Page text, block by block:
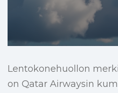
Lentokonehuollon
on Qatar Airwaysin